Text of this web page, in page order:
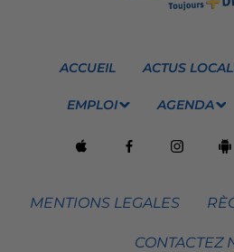
ACCUEIL ACTUS
EMPLOI AGENDA
MENTIONS LEGALES
CONTACTEZ